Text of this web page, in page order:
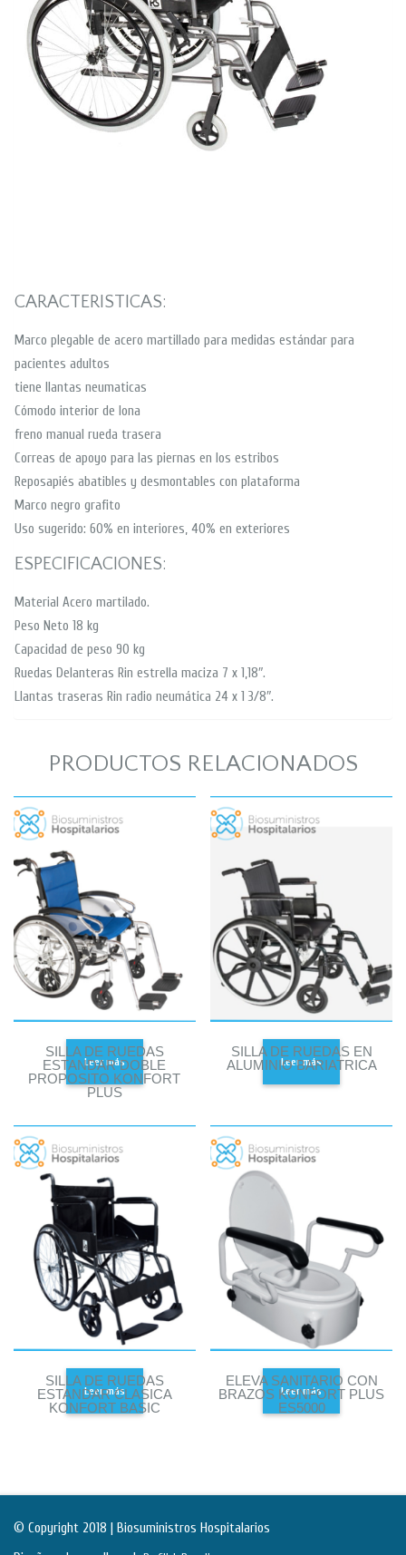
CARACTERISTICAS:
Marco plegable de acero martillado para medidas estándar para
pacientes adultos
tiene llantas neumaticas
Cómodo interior de lona
freno manual rueda trasera
Correas de apoyo para las piernas en los estribos
Reposapiés abatibles y desmontables con plataforma
Marco negro grafito
Uso sugerido: 60% en interiores, 40% en exteriores
ESPECIFICACIONES:
Material Acero martilado.
Peso Neto 18 kg
Capacidad de peso 90 kg
Ruedas Delanteras Rin estrella maciza 7 x 1,18″.
Llantas traseras Rin radio neumática 24 x 1 3/8″.
PRODUCTOS RELACIONADOS
SILLA DE RUEDAS
ESTANDAR DOBLE
PROPOSITO KONFORT
PLUS
Leer más
SILLA DE RUEDAS EN
ALUMINIO BARIATRICA
Leer más
SILLA DE RUEDAS
ESTANDAR CLASICA
KONFORT BASIC
Leer más
ELEVA SANITARIO CON
BRAZOS KONFORT PLUS
ES5000
Leer más
© Copyright 2018 | Biosuministros Hospitalarios